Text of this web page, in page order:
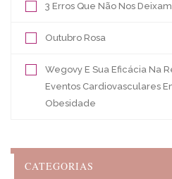
3 Erros Que Não Nos
Outubro Rosa
Wegovy E Sua Eficácia Na
Eventos Cardiovasculares
Obesidade
CATEGORIAS